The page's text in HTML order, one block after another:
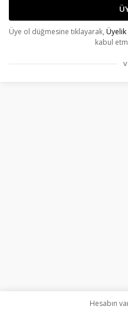
Üye ol düğmesine tıklayarak, Üyelik
kabul
Hesabın